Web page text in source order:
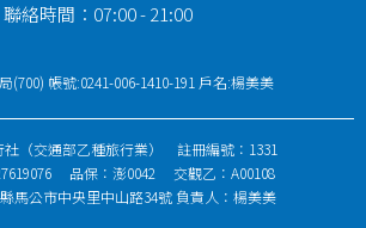
聯絡時間：07:00 - 21:00
(700) 帳號:0241-006-1410-191 戶名:楊美美
社（交通部乙種旅行業） 註冊編號：1331
品保：澎0042 交觀乙：A00108
馬公市中央里中山路34號 負責人：楊美美